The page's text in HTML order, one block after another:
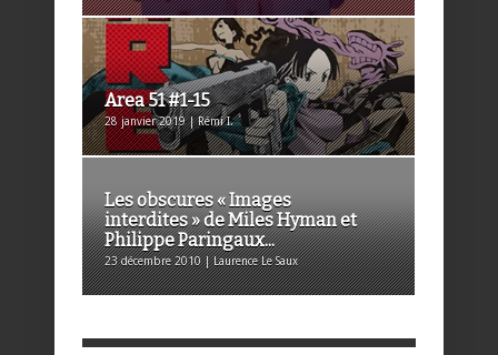
Area 51 #1-15
28 janvier 2019 | Rémi I.
Les obscures « Images
interdites » de Miles Hyman et
Philippe Paringaux...
23 décembre 2010 | Laurence Le Saux